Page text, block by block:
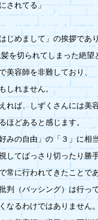
されてる」
めまして」の挨拶であ
を切られてしまった絶
美容師を非難しており、
しれません。
れば、しずくさんには美
ほどあると感じます。
みの自由」の「３」に相
してばっさり切ったり勝
常に行われてきたことで
判（バッシング）は行っ
なるわけではありません